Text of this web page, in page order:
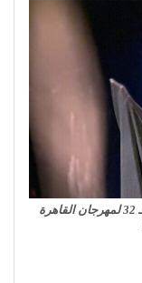
سعادة غامرة بجائزة (أفضل ممثلة) في الدورة الـ 32 لمهرجان القاهرة